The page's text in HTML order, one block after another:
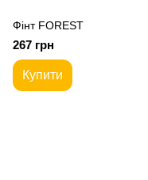
Фiнт FOREST
267 грн
Купити